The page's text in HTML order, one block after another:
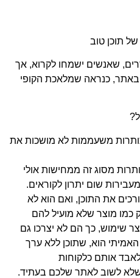
של תוכן טוב
שאנשים ישמחו לקרוא, אך
כנראה שמלאכת הקופי
משעממות לא מושכות את
מסוג זה ממחישות אולי
שום יתרון לקוראים.
את התוכן, ואם הוא לא
כמו מוצר שלא מועיל להם
שימוש, כך הם לא יצרכו גם
הוא, שתוכן ללא ערך
אותם כלקוחות
שלא לשוב לאתר שלכם בעתיד.